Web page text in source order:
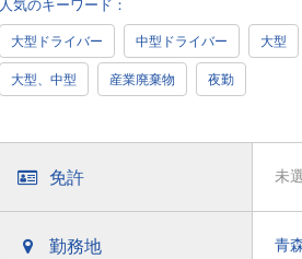
人気のキーワード：
大型ドライバー 中型ドライバー 大型
大型、中型 産業廃棄物 夜勤
免許 未
勤務地 青